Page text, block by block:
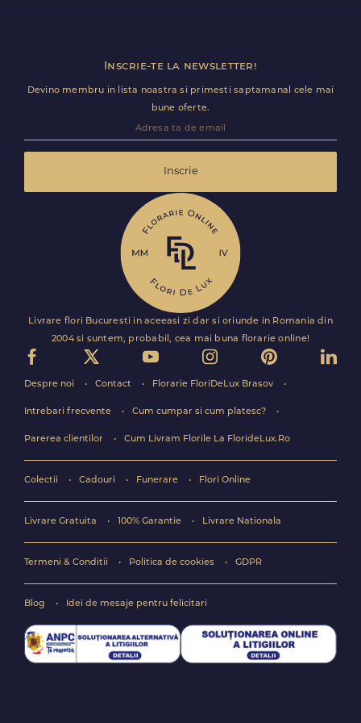
Inscrie-te la newsletter!
Devino membru in lista noastra si primesti saptamanal cele mai
bune oferte.
Inscrie
Livrare flori Bucuresti in aceeasi zi dar si oriunde in Romania din
2004 si suntem, probabil, cea mai buna florarie online!
Despre noi Contact Florarie FloriDeLux Brasov
Intrebari frecvente Cum cumpar si cum platesc?
Parerea clientilor Cum Livram Florile La FlorideLux.Ro
Colectii Cadouri Funerare Flori Online
Livrare Gratuita 100% Garantie Livrare Nationala
Termeni & Conditii Politica de cookies GDPR
Blog Idei de mesaje pentru felicitari